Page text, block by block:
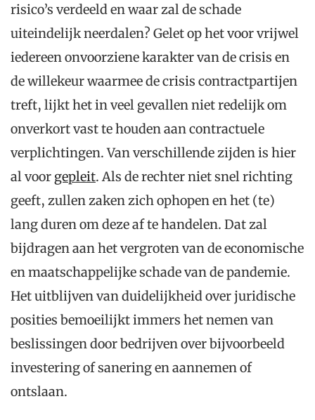
risico’s verdeeld en waar zal de schade
uiteindelijk neerdalen? Gelet op het voor vrijwel
iedereen onvoorziene karakter van de crisis en
de willekeur waarmee de crisis contractpartijen
treft, lijkt het in veel gevallen niet redelijk om
onverkort vast te houden aan contractuele
verplichtingen. Van verschillende zijden is hier
al voor gepleit. Als de rechter niet snel richting
geeft, zullen zaken zich ophopen en het (te)
lang duren om deze af te handelen. Dat zal
bijdragen aan het vergroten van de economische
en maatschappelijke schade van de pandemie.
Het uitblijven van duidelijkheid over juridische
posities bemoeilijkt immers het nemen van
beslissingen door bedrijven over bijvoorbeeld
investering of sanering en aannemen of
ontslaan.